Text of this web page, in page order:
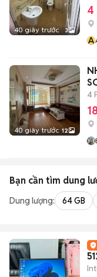
40 giây trước 3
4
A
40 giây trước 12
4
Bạn cần tìm dung
Dung lượng: 64 GB